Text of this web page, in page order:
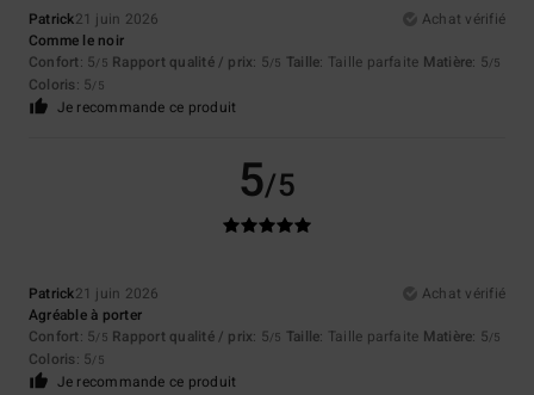
Patrick21 juin 2026
Achat vérifié
Comme le noir
Confort: 5/5 Rapport qualité / prix: 5/5 Taille: Taille parfaite Matière: 5/5
Coloris: 5/5
Je recommande ce produit
5/5
Patrick21 juin 2026
Achat vérifié
Agréable à porter
Confort: 5/5 Rapport qualité / prix: 5/5 Taille: Taille parfaite Matière: 5/5
Coloris: 5/5
Je recommande ce produit